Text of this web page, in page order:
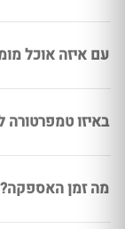
עם איזה אוכל
באיזו טמפרטורה
מה זמן האספקה?